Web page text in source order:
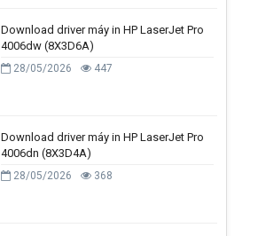
Download driver máy in HP LaserJet Pro
4006dw (8X3D6A)
28/05/2026 447
Download driver máy in HP LaserJet Pro
4006dn (8X3D4A)
28/05/2026 368